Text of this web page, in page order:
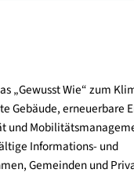
verbreitet das
klimafitte